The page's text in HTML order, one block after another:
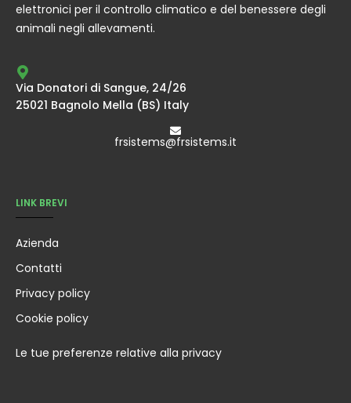
elettronici per il controllo climatico e del benessere degli
animali negli allevamenti.
Via Donatori di Sangue, 24/26
25021 Bagnolo Mella (BS) Italy
frsistems@frsistems.it
LINK BREVI
Azienda
Contatti
Privacy policy
Cookie policy
Le tue preferenze relative alla privacy